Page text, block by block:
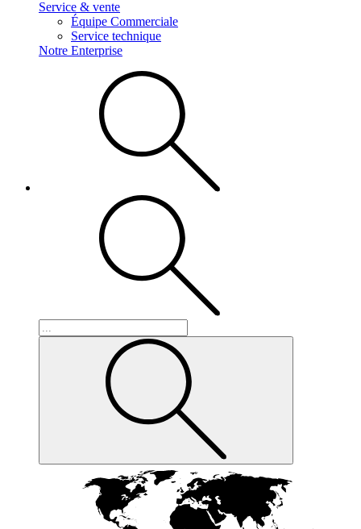
Service & vente
Équipe Commerciale
Service technique
Notre Enterprise